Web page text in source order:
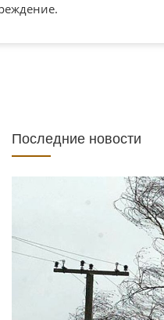
Последние новости